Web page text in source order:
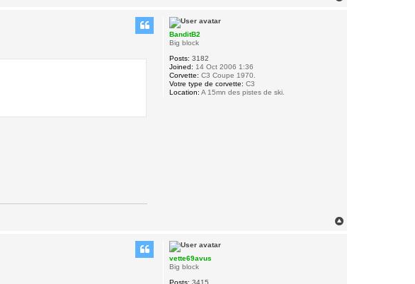
BanditB2
Big block
Posts: 3182
Joined: 14 Oct 2006 1:36
Corvette: C3 Coupe 1970.
Votre type de corvette: C3
Location: A 15mn des pistes de ski.
vette69avus
Big block
Posts: 3415